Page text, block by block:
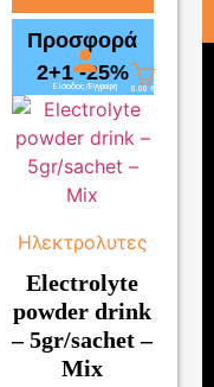
ΑΝΩ ΤΩΝ 70.00
Είσοδος/Εγγραφή 0.00 €
Προσφορά
2+1 -25%
Ηλεκτρολυτες
Electrolyte
powder drink
– 5gr/sachet –
Mix